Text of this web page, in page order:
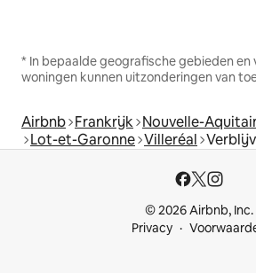
* In bepaalde geografische gebieden en
woningen kunnen uitzonderingen van
Airbnb Frankrijk Nouvelle-
Lot-et-Garonne Villeréal
© 2026 Airbnb, Inc.
Privacy